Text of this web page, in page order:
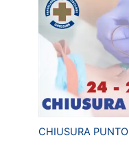
CHIUSURA